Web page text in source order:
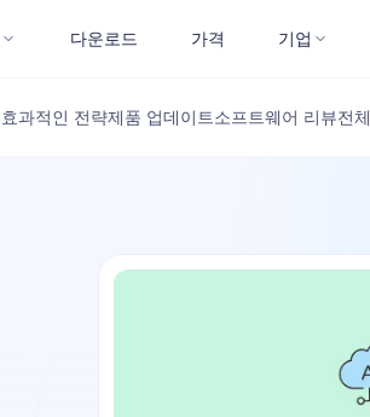
다운로드 가격 기업
효과적인 전략제품 업데이트소프트웨어 리뷰전체